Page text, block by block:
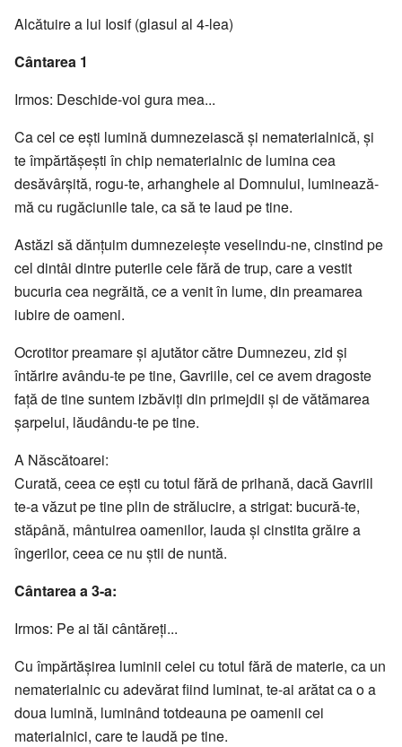
Alcătuire a lui Iosif (glasul al 4-lea)
Cântarea 1
Irmos: Deschide-voi gura mea...
Ca cel ce eşti lumină dumnezeiască şi nematerialnică, şi
te împărtăşeşti în chip nematerialnic de lumina cea
desăvârşită, rogu-te, arhanghele al Domnului, luminează-
mă cu rugăciunile tale, ca să te laud pe tine.
Astăzi să dănţuim dumnezeieşte veselindu-ne, cinstind pe
cel dintâi dintre puterile cele fără de trup, care a vestit
bucuria cea negrăită, ce a venit în lume, din preamarea
iubire de oameni.
Ocrotitor preamare şi ajutător către Dumnezeu, zid şi
întărire avându-te pe tine, Gavriile, cei ce avem dragoste
faţă de tine suntem izbăviţi din primejdii şi de vătămarea
şarpelui, lăudându-te pe tine.
A Născătoarei:
Curată, ceea ce eşti cu totul fără de prihană, dacă Gavriil
te-a văzut pe tine plin de strălucire, a strigat: bucură-te,
stăpână, mântuirea oamenilor, lauda şi cinstita grăire a
îngerilor, ceea ce nu ştii de nuntă.
Cântarea a 3-a:
Irmos: Pe ai tăi cântăreţi...
Cu împărtăşirea luminii celei cu totul fără de materie, ca un
nematerialnic cu adevărat fiind luminat, te-ai arătat ca o a
doua lumină, luminând totdeauna pe oamenii cei
materialnici, care te laudă pe tine.